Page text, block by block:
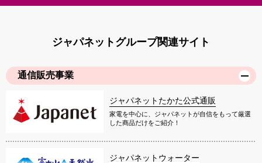
ジャパネットグループ関連サイト
通信販売事業
ジャパネットたかた公式通販
家電を中心に、ジャパネットが自信をもって厳選
した商品だけをご紹介！
ジャパネットウォーター